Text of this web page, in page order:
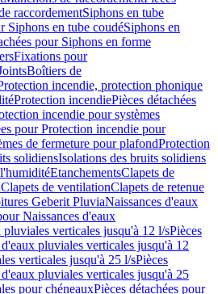
raccordementSiphons en tube
Siphons en tube coudéSiphons en
pour Siphons en forme
Fixations pour
Boîtiers de
incendie, protection phonique
Protection incendiePièces détachées
incendie pour systèmes
pour Protection incendie pour
de fermeture pour plafondProtection
solidiensIsolations des bruits solidiens
EtanchementsClapets de
Clapets de ventilationClapets de retenue
Geberit PluviaNaissances d'eaux
Naissances d'eaux
pluviales verticales jusqu'à 12 l/sPièces
pluviales verticales jusqu'à 12
verticales jusqu'à 25 l/sPièces
pluviales verticales jusqu'à 25
pour chéneauxPièces détachées pour